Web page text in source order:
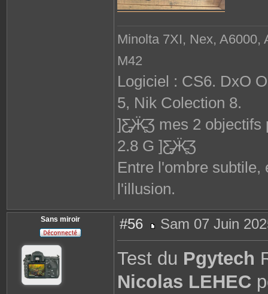
Minolta 7XI, Nex, A6000,
M42
Logiciel : CS6. DxO
5, Nik Colection 8.
]Ƹ̵̡Ӝ̵̨̄Ʒ mes 2 objectifs
2.8 G ]Ƹ̵̡Ӝ̵̨̄Ʒ
Entre l'ombre subtile,
l'illusion.
Sans miroir #56
e
a
e
Sam 07 Juin
Test du Pgytech
Nicolas LEHEC